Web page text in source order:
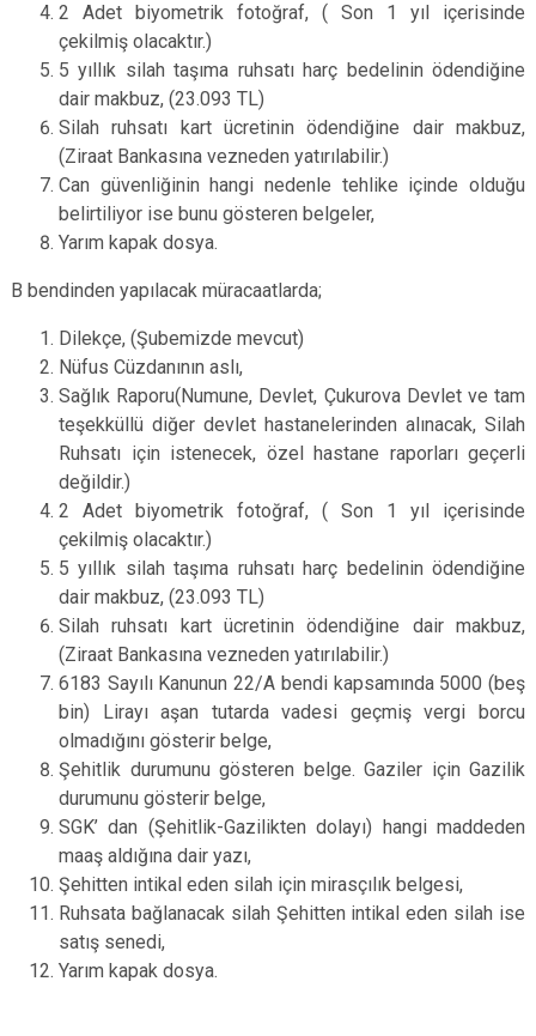
2 Adet biyometrik fotoğraf, ( Son 1 yıl içerisinde
çekilmiş olacaktır.)
5 yıllık silah taşıma ruhsatı harç bedelinin ödendiğine
dair makbuz, (23.093 TL)
Silah ruhsatı kart ücretinin ödendiğine dair makbuz,
(Ziraat Bankasına vezneden yatırılabilir.)
Can güvenliğinin hangi nedenle tehlike içinde olduğu
belirtiliyor ise bunu gösteren belgeler,
Yarım kapak dosya.
B bendinden yapılacak müracaatlarda;
Dilekçe, (Şubemizde mevcut)
Nüfus Cüzdanının aslı,
Sağlık Raporu(Numune, Devlet, Çukurova Devlet ve tam
teşekküllü diğer devlet hastanelerinden alınacak, Silah
Ruhsatı için istenecek, özel hastane raporları geçerli
değildir.)
2 Adet biyometrik fotoğraf, ( Son 1 yıl içerisinde
çekilmiş olacaktır.)
5 yıllık silah taşıma ruhsatı harç bedelinin ödendiğine
dair makbuz, (23.093 TL)
Silah ruhsatı kart ücretinin ödendiğine dair makbuz,
(Ziraat Bankasına vezneden yatırılabilir.)
6183 Sayılı Kanunun 22/A bendi kapsamında 5000 (beş
bin) Lirayı aşan tutarda vadesi geçmiş vergi borcu
olmadığını gösterir belge,​
Şehitlik durumunu gösteren belge. Gaziler için Gazilik
durumunu gösterir belge,
SGK’ dan (Şehitlik-Gazilikten dolayı) hangi maddeden
maaş aldığına dair yazı,
Şehitten intikal eden silah için mirasçılık belgesi,
Ruhsata bağlanacak silah Şehitten intikal eden silah ise
satış senedi,
Yarım kapak dosya.